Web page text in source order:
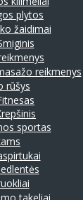
plytos
žaidimai
reikmenys
rūšys
sportas
takeliai